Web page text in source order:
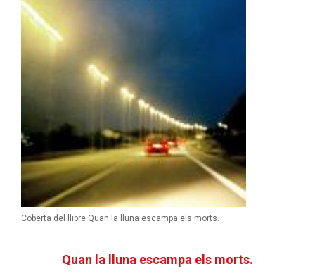
Coberta del llibre Quan la lluna escampa els morts.
Quan la lluna escampa els morts.